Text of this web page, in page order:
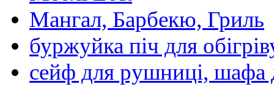
Мангал, Барбекю, Гриль
буржуйка піч для
сейф для рушниці, шафа